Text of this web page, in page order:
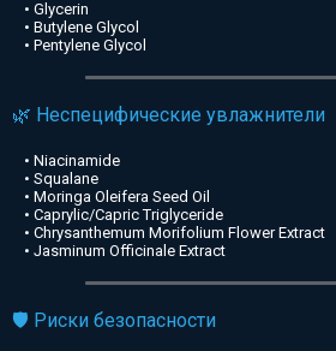
• Glycerin
• Butylene Glycol
• Pentylene Glycol
🌿 Неспецифические увлажнители
• Niacinamide
• Squalane
• Moringa Oleifera Seed Oil
• Caprylic/Capric Triglyceride
• Chrysanthemum Morifolium Flower Extract
• Jasminum Officinale Extract
🛡️ Риски безопасности